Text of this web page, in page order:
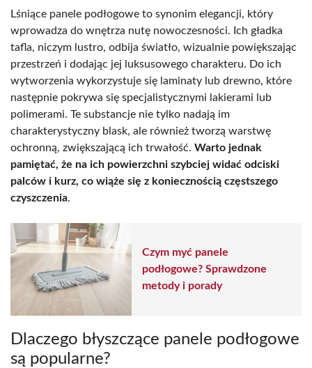
Lśniące panele podłogowe to synonim elegancji, który
wprowadza do wnętrza nutę nowoczesności. Ich gładka
tafla, niczym lustro, odbija światło, wizualnie powiększając
przestrzeń i dodając jej luksusowego charakteru. Do ich
wytworzenia wykorzystuje się laminaty lub drewno, które
następnie pokrywa się specjalistycznymi lakierami lub
polimerami. Te substancje nie tylko nadają im
charakterystyczny blask, ale również tworzą warstwę
ochronną, zwiększającą ich trwałość. Warto jednak
pamiętać, że na ich powierzchni szybciej widać odciski
palców i kurz, co wiąże się z koniecznością częstszego
czyszczenia.
Czym myć panele
podłogowe? Sprawdzone
metody i porady
Dlaczego błyszczące panele podłogowe
są popularne?